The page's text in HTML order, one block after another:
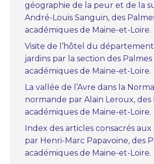
géographie de la peur et de la
André-Louis Sanguin, des
académiques de Maine-et-Loire.
Visite de l’hôtel du
jardins par la section des Palmes
académiques de Maine-et-Loire.
La vallée de l’Avre dans la
normande par Alain Leroux, des
académiques de Maine-et-Loire.
Index des articles consacrés aux
par Henri-Marc Papavoine, des
académiques de Maine-et-Loire.